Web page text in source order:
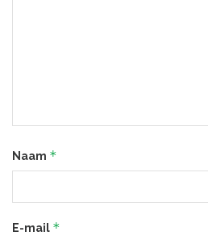
Naam *
E-mail *